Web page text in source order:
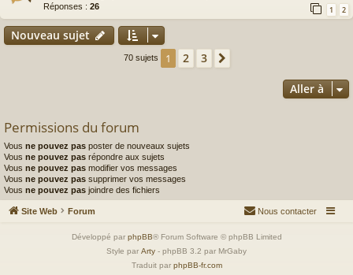
Réponses : 26 1 2
Nouveau sujet
70 sujets 1 2 3
Aller à
Permissions du forum
Vous ne pouvez pas poster de nouveaux sujets
Vous ne pouvez pas répondre aux sujets
Vous ne pouvez pas modifier vos messages
Vous ne pouvez pas supprimer vos messages
Vous ne pouvez pas joindre des fichiers
Site Web Forum Nous contacter
Développé par phpBB® Forum Software © phpBB Limited
Style par Arty - phpBB 3.2 par MrGaby
Traduit par phpBB-fr.com